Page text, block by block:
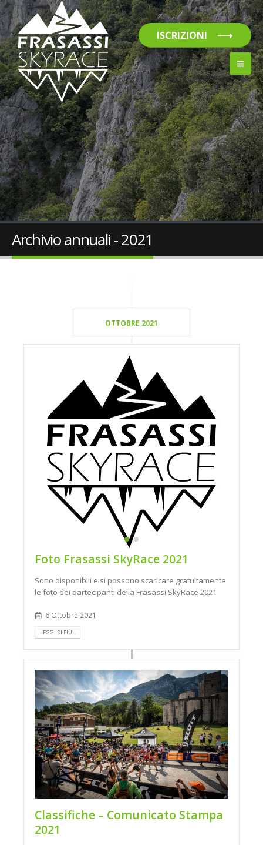
ISCRIZIONI
Archivio annuali - 2021
OTTOBRE 2021
Foto Frasassi SkyRace 2021
Sono disponibili e si possono scaricare gratuitamente
le foto dei partecipanti della Frasassi SkyRace 2021
6 Ottobre 2021
LEGGI DI PIÙ...
Classifiche – Comunicato Stampa
2021